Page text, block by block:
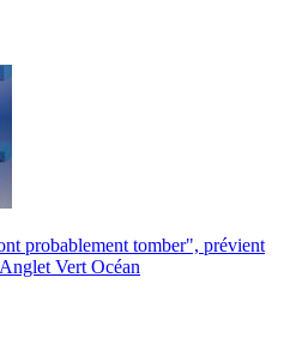
probablement tomber", prévient
Vert Océan